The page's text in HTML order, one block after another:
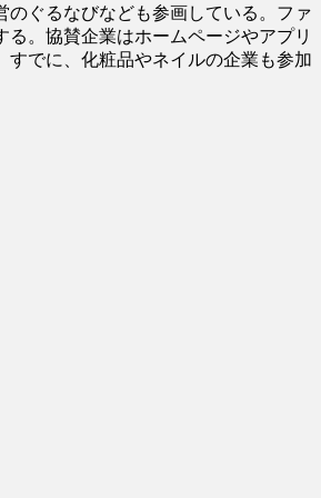
ぐるなびなども参画している。ファ
。協賛企業はホームページやアプリ
でに、化粧品やネイルの企業も参加